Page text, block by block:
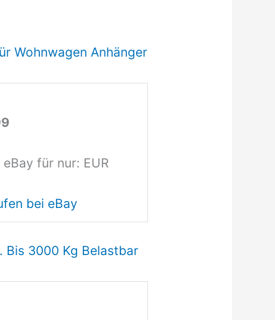
Wohnwagen Anhänger
für nur: EUR
bei eBay
Bis 3000 Kg Belastbar